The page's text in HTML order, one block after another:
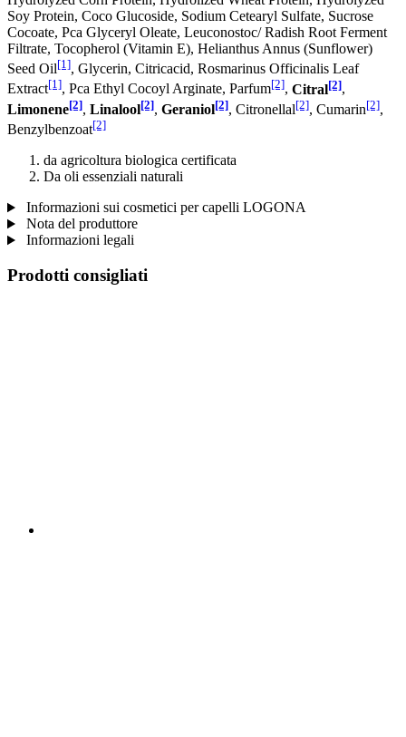
Soy Protein, Coco Glucoside, Sodium Cetearyl Sulfate, Sucrose
Cocoate, Pca Glyceryl Oleate, Leuconostoc/ Radish Root Ferment
Filtrate, Tocopherol (Vitamin E), Helianthus Annus (Sunflower)
Seed Oil[1], Glycerin, Citricacid, Rosmarinus Officinalis Leaf
Extract[1], Pca Ethyl Cocoyl Arginate, Parfum[2], Citral[2],
Limonene[2], Linalool[2], Geraniol[2], Citronellal[2], Cumarin[2],
Benzylbenzoat[2]
da agricoltura biologica certificata
Da oli essenziali naturali
Informazioni sui cosmetici per capelli LOGONA
Nota del produttore
Informazioni legali
Prodotti consigliati